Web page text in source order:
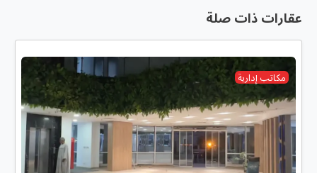
عقارات ذات صلة
مكاتب إدارية